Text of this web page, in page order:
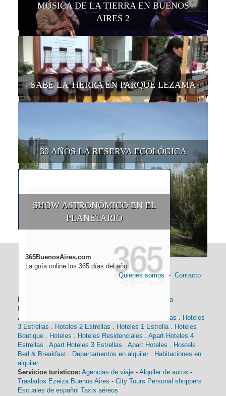
MÚSICA DE LA TIERRA EN BUENOS
AIRES 2
SABE LA TIERRA EN PARQUE LEZAMA
30 AÑOS LA RESERVA ECOLÓGICA
SHOW ASTRONÓMICO EN EL
PLANETARIO
365BuenosAires.com
La guía online los 365 días del año
Quienes somos - Contacto
Historia-
Alojamiento:
Hoteles 4 Estrellas . Hoteles
3 Estrellas . Hoteles 2 Estrellas . Hoteles 1 Estrella. Hoteles
Boutique . Hoteles . Hoteles Residenciales . Apart Hoteles 4
Estrellas . Apart Hoteles 3 Estrellas . Apart Hoteles . Hostels .
Bed & Breakfast . Departamentos en alquiler . Habitaciones en
alquiler .
Servicios turísticos: Agencias de viaje - Alquiler de autos -
Traslados Ezeiza Buenos Aires - City Tours Personal shoppers
Escuales de español Taxis aéreos